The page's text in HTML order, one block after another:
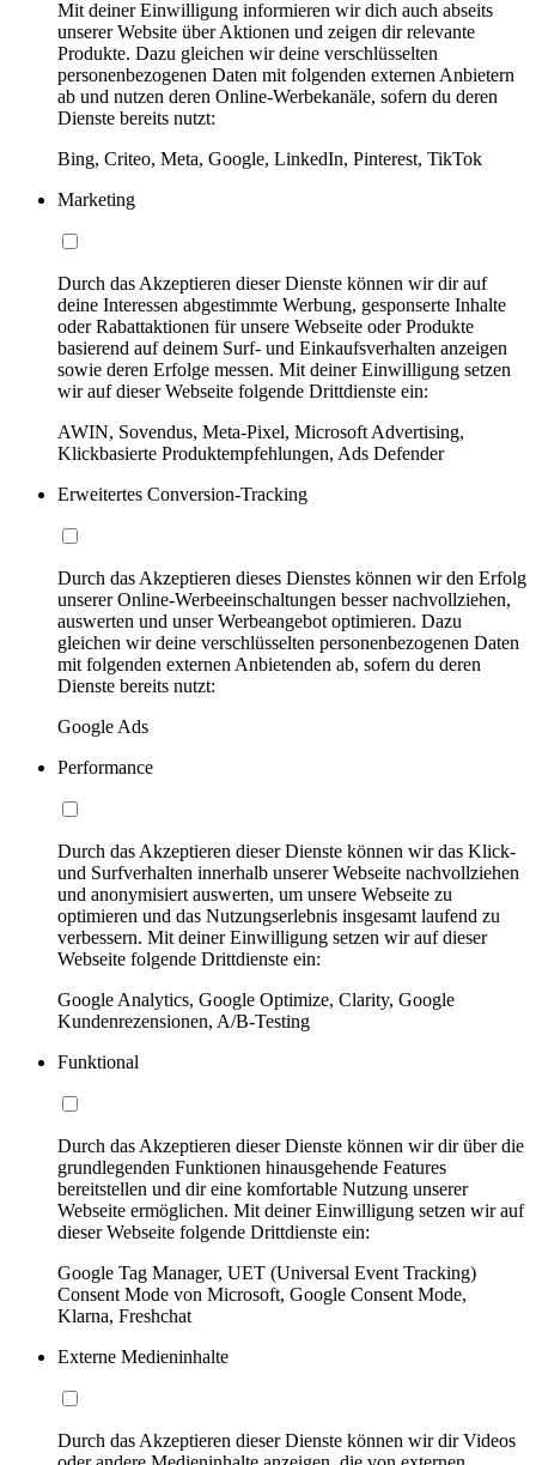
Mit deiner Einwilligung informieren wir dich auch abseits
unserer Website über Aktionen und zeigen dir relevante
Produkte. Dazu gleichen wir deine verschlüsselten
personenbezogenen Daten mit folgenden externen Anbietern
ab und nutzen deren Online-Werbekanäle, sofern du deren
Dienste bereits nutzt:
Bing, Criteo, Meta, Google, LinkedIn, Pinterest, TikTok
Marketing
Durch das Akzeptieren dieser Dienste können wir dir auf
deine Interessen abgestimmte Werbung, gesponserte Inhalte
oder Rabattaktionen für unsere Webseite oder Produkte
basierend auf deinem Surf- und Einkaufsverhalten anzeigen
sowie deren Erfolge messen. Mit deiner Einwilligung setzen
wir auf dieser Webseite folgende Drittdienste ein:
AWIN, Sovendus, Meta-Pixel, Microsoft Advertising,
Klickbasierte Produktempfehlungen, Ads Defender
Erweitertes Conversion-Tracking
Durch das Akzeptieren dieses Dienstes können wir den Erfolg
unserer Online-Werbeeinschaltungen besser nachvollziehen,
auswerten und unser Werbeangebot optimieren. Dazu
gleichen wir deine verschlüsselten personenbezogenen Daten
mit folgenden externen Anbietenden ab, sofern du deren
Dienste bereits nutzt:
Google Ads
Performance
Durch das Akzeptieren dieser Dienste können wir das Klick-
und Surfverhalten innerhalb unserer Webseite nachvollziehen
und anonymisiert auswerten, um unsere Webseite zu
optimieren und das Nutzungserlebnis insgesamt laufend zu
verbessern. Mit deiner Einwilligung setzen wir auf dieser
Webseite folgende Drittdienste ein:
Google Analytics, Google Optimize, Clarity, Google
Kundenrezensionen, A/B-Testing
Funktional
Durch das Akzeptieren dieser Dienste können wir dir über die
grundlegenden Funktionen hinausgehende Features
bereitstellen und dir eine komfortable Nutzung unserer
Webseite ermöglichen. Mit deiner Einwilligung setzen wir auf
dieser Webseite folgende Drittdienste ein:
Google Tag Manager, UET (Universal Event Tracking)
Consent Mode von Microsoft, Google Consent Mode,
Klarna, Freshchat
Externe Medieninhalte
Durch das Akzeptieren dieser Dienste können wir dir Videos